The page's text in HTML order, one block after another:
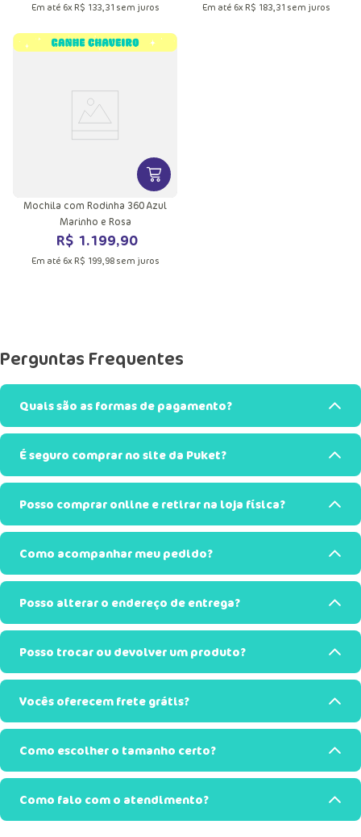
Em até 6x R$ 133,31 sem juros Em até 6x R$ 183,31 sem juros
VER MAIS INFORMAÇÕES DO
Mochila com Rodinha 360 Azul
Marinho e Rosa
R$ 1.199,90
Em até 6x R$ 199,98sem juros
Perguntas Frequentes
Quais são as formas de pagamento?
É seguro comprar no site da Puket?
Posso comprar online e retirar na loja física?
Como acompanhar meu pedido?
Posso alterar o endereço de entrega?
Posso trocar ou devolver um produto?
Vocês oferecem frete grátis?
Como escolher o tamanho certo?
Como falo com o atendimento?